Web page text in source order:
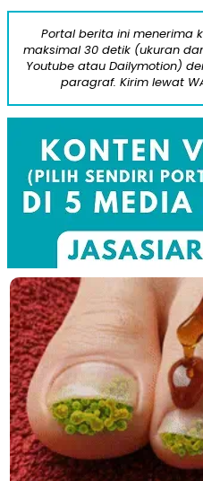
Portal berita ini menerima
maksimal 30 detik (ukuran
Youtube atau Dailymotion)
paragraf. Kirim lewat